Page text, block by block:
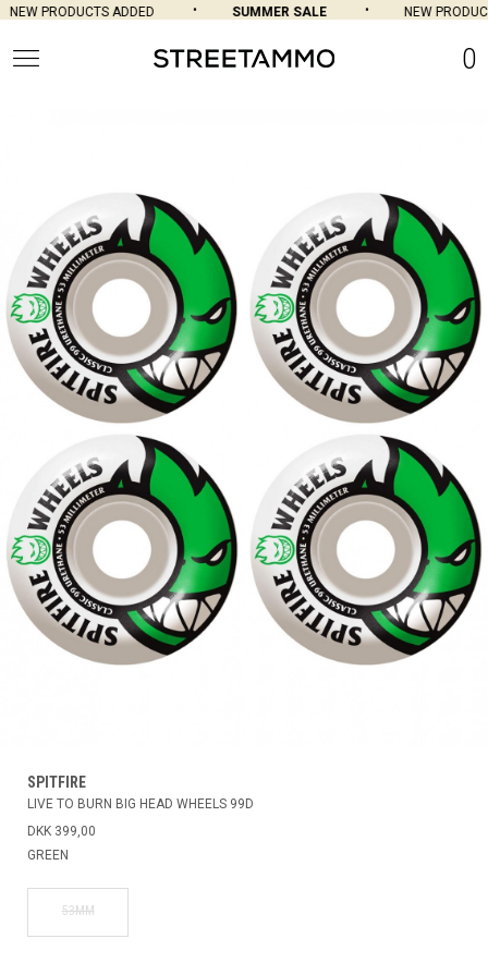
PRODUCTS ADDED SUMMER SALE NEW
0
SPITFIRE
LIVE TO BURN BIG HEAD WHEELS 99D
DKK 399,00
GREEN
53MM